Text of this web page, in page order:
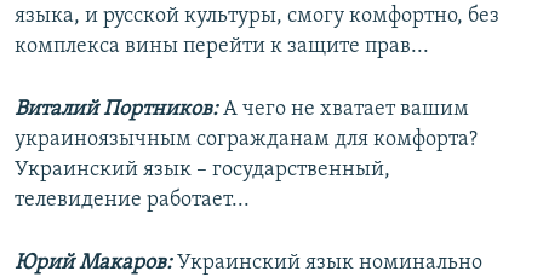
языка, и русской культуры, смогу комфортно, без
комплекса вины перейти к защите прав...
Виталий Портников:А чего не хватает вашим
украиноязычным согражданам для комфорта?
Украинский язык – государственный,
телевидение работает...
Юрий Макаров:Украинский язык номинально